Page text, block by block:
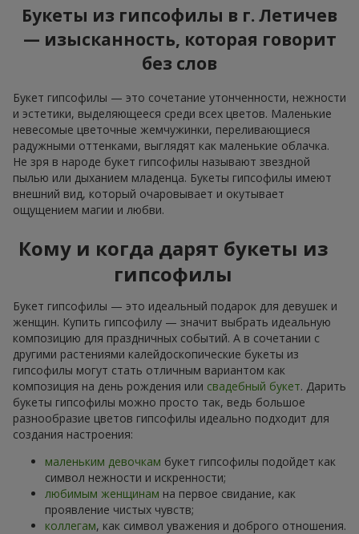
Букеты из гипсофилы в г. Летичев
— изысканность, которая говорит
без слов
Букет гипсофилы — это сочетание утонченности, нежности
и эстетики, выделяющееся среди всех цветов. Маленькие
невесомые цветочные жемчужинки, переливающиеся
радужными оттенками, выглядят как маленькие облачка.
Не зря в народе букет гипсофилы называют звездной
пылью или дыханием младенца. Букеты гипсофилы имеют
внешний вид, который очаровывает и окутывает
ощущением магии и любви.
Кому и когда дарят букеты из
гипсофилы
Букет гипсофилы — это идеальный подарок для девушек и
женщин. Купить гипсофилу — значит выбрать идеальную
композицию для праздничных событий. А в сочетании с
другими растениями калейдоскопические букеты из
гипсофилы могут стать отличным вариантом как
композиция на день рождения или свадебный букет. Дарить
букеты гипсофилы можно просто так, ведь большое
разнообразие цветов гипсофилы идеально подходит для
создания настроения:
маленьким девочкам букет гипсофилы подойдет как
символ нежности и искренности;
любимым женщинам на первое свидание, как
проявление чистых чувств;
коллегам, как символ уважения и доброго отношения.